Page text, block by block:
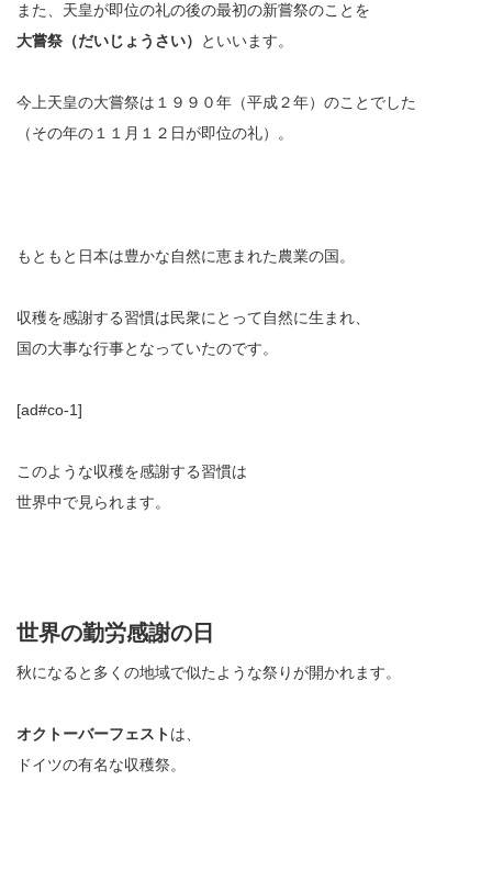
また、天皇が即位の礼の後の最初の新嘗祭のことを
大嘗祭（だいじょうさい）
といいます。
今上天皇の大嘗祭は１９９０年（平成２年）のことでした
（その年の１１月１２日が即位の礼）。
もともと日本は豊かな自然に恵まれた農業の国。
収穫を感謝する習慣は民衆にとって自然に生まれ、
国の大事な行事となっていたのです。
[ad#co-1]
このような収穫を感謝する習慣は
世界中で見られます。
世界の勤労感謝の日
秋になると多くの地域で似たような祭りが開かれます。
オクトーバーフェストは、
ドイツの有名な収穫祭。